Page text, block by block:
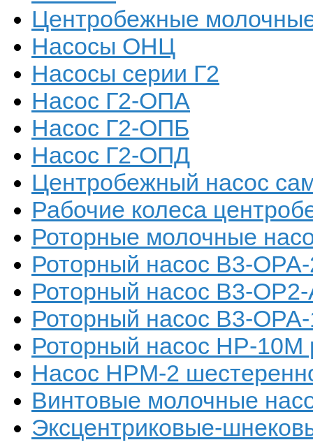
Центробежные
Насосы ОНЦ
Насосы серии Г2
Насос Г2-ОПА
Насос Г2-ОПБ
Насос Г2-ОПД
Центробежный насос
Рабочие колеса
Роторные молочные
Роторный насос В3-
Роторный насос В3-
Роторный насос В3-
Роторный насос НР-10М
Насос НРМ-2
Винтовые молочные
Эксцентриковые-